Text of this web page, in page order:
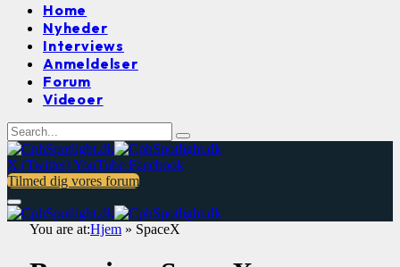
Home
Nyheder
Interviews
Anmeldelser
Forum
Videoer
X (Twitter)YouTube Facebook
Tilmed dig vores forum
You are at:Hjem » SpaceX